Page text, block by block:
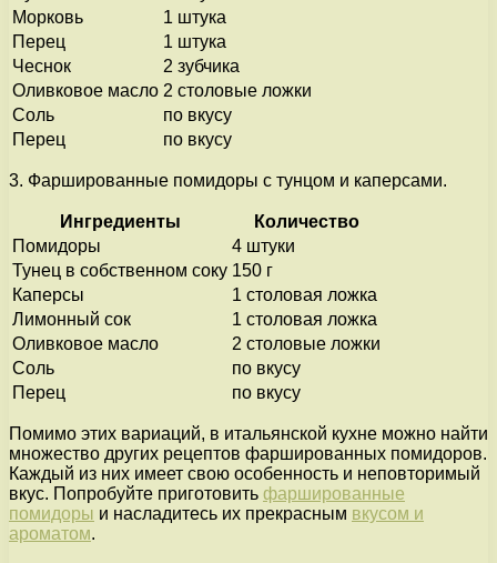
Морковь
1 штука
Перец
1 штука
Чеснок
2 зубчика
Оливковое масло 2 столовые ложки
Соль
по вкусу
Перец
по вкусу
3. Фаршированные помидоры с тунцом и каперсами.
Ингредиенты
Количество
Помидоры
4 штуки
Тунец в собственном соку 150 г
Каперсы
1 столовая ложка
Лимонный сок
1 столовая ложка
Оливковое масло
2 столовые ложки
Соль
по вкусу
Перец
по вкусу
Помимо этих вариаций, в итальянской кухне можно найти
множество других рецептов фаршированных помидоров.
Каждый из них имеет свою особенность и неповторимый
вкус. Попробуйте приготовить фаршированные
помидоры и насладитесь их прекрасным вкусом и
ароматом.